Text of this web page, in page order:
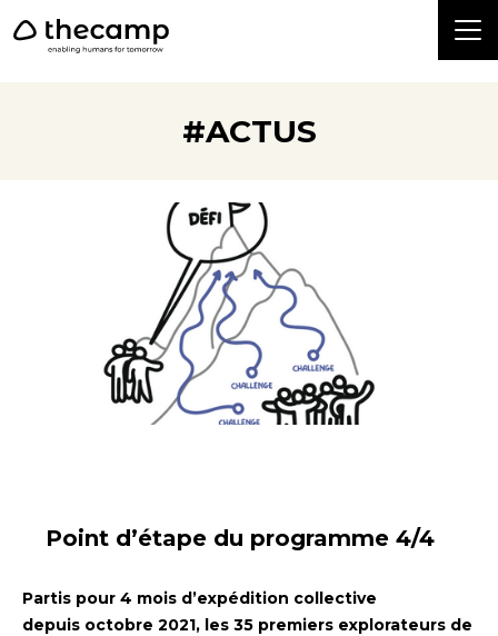
#ACTUS
Point d’étape du programme 4/4
Partis pour 4 mois d’expédition collective
depuis octobre 2021, les 35 premiers explorateurs de